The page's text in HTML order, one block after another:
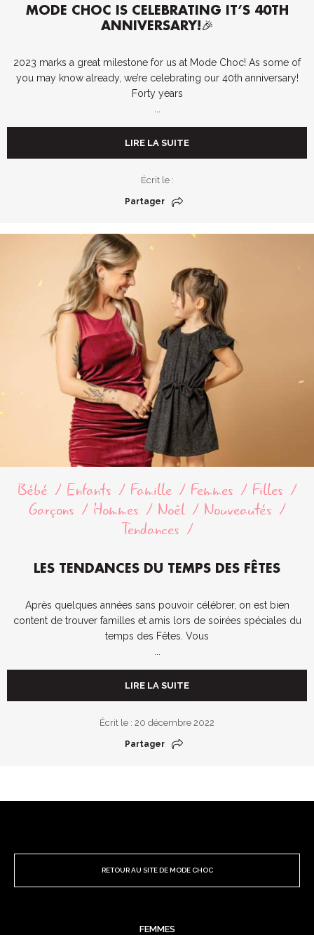
MODE CHOC IS CELEBRATING IT’S 40TH
ANNIVERSARY!🎉
2023 marks a great milestone for us at Mode Choc! As some of
you may know already, we’re celebrating our 40th anniversary!
Forty years
...
LIRE LA SUITE
Écrit le :
Partager
Bébé Enfants Famille Femmes
Filles
Garçons
Hommes Noël
Nouveautés
Tendances
LES TENDANCES DU TEMPS DES FÊTES
Après quelques années sans pouvoir célébrer, on est bien
content de trouver familles et amis lors de soirées spéciales du
temps des Fêtes. Vous
LIRE LA SUITE
Écrit le : 20 décembre 2022
Partager
RETOUR AU SITE DE MODE CHOC
FEMMES